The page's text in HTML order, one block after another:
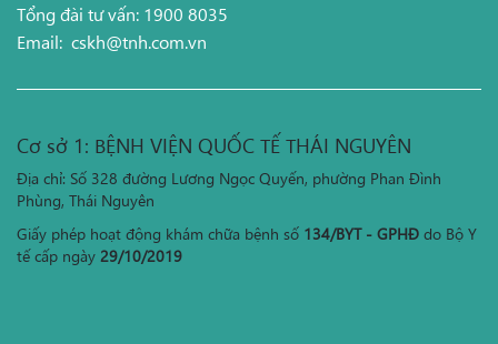
Tổng đài tư vấn: 1900 8035
Email: cskh@tnh.com.vn
Cơ sở 1: BỆNH VIỆN QUỐC TẾ THÁI NGUYÊN
Địa chỉ: Số 328 đường Lương Ngọc Quyến, phường Phan Đình
Phùng, Thái Nguyên
Giấy phép hoạt động khám chữa bệnh số 134/BYT - GPHĐ do Bộ Y
tế cấp ngày 29/10/2019